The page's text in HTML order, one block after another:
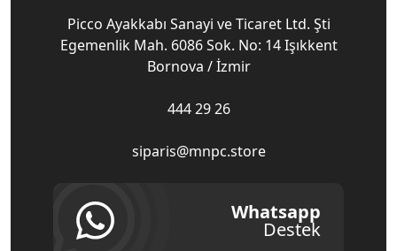
Picco Ayakkabı Sanayi ve Ticaret Ltd. Şti
Egemenlik Mah. 6086 Sok. No: 14 Işıkkent
Bornova / İzmir
444 29 26
siparis@mnpc.store
Whatsapp
Destek